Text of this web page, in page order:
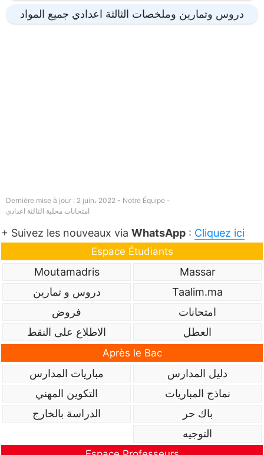
دروس وتمارين وملخصات الثالثة اعدادي جميع المواد
Dernière mise à jour : 2 juin، 2022 - Notre Équipe -
امتحانات محلية الثالثة اعدادي
+ Suivez les nouveaux via WhatsApp : Cliquez ici
Espace Étudiants
Massar
Moutamadris
Taalim.ma
دروس و تمارين
امتحانات
فروض
العطل
الاطلاع على النقط
Après le Bac
دليل المدارس
مباريات المدارس
نماذج المباريات
التكوين المهني
باك حر
الدراسة بالخارج
التوجيه